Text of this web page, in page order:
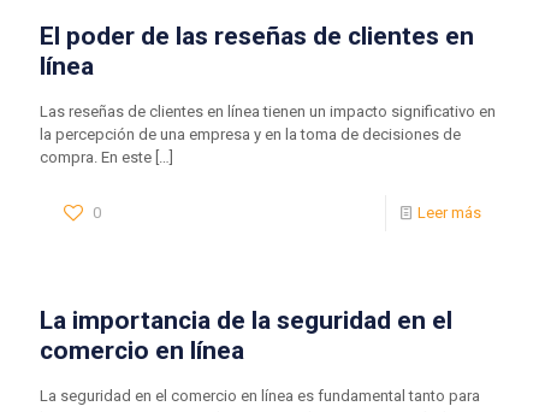
El poder de las reseñas de clientes en
línea
Las reseñas de clientes en línea tienen un impacto significativo en
la percepción de una empresa y en la toma de decisiones de
compra. En este […]
0 Leer más
La importancia de la seguridad en el
comercio en línea
La seguridad en el comercio en línea es fundamental tanto para